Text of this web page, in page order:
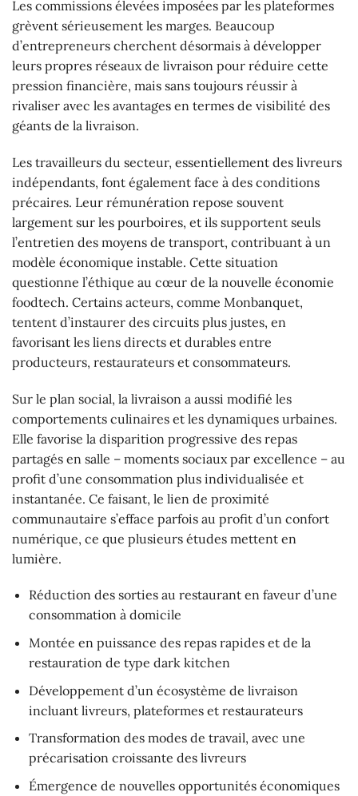
Les commissions élevées imposées par les plateformes
grèvent sérieusement les marges. Beaucoup
d’entrepreneurs cherchent désormais à développer
leurs propres réseaux de livraison pour réduire cette
pression financière, mais sans toujours réussir à
rivaliser avec les avantages en termes de visibilité des
géants de la livraison.
Les travailleurs du secteur, essentiellement des livreurs
indépendants, font également face à des conditions
précaires. Leur rémunération repose souvent
largement sur les pourboires, et ils supportent seuls
l’entretien des moyens de transport, contribuant à un
modèle économique instable. Cette situation
questionne l’éthique au cœur de la nouvelle économie
foodtech. Certains acteurs, comme Monbanquet,
tentent d’instaurer des circuits plus justes, en
favorisant les liens directs et durables entre
producteurs, restaurateurs et consommateurs.
Sur le plan social, la livraison a aussi modifié les
comportements culinaires et les dynamiques urbaines.
Elle favorise la disparition progressive des repas
partagés en salle – moments sociaux par excellence – au
profit d’une consommation plus individualisée et
instantanée. Ce faisant, le lien de proximité
communautaire s’efface parfois au profit d’un confort
numérique, ce que plusieurs études mettent en
lumière.
Réduction des sorties au restaurant en faveur d’une
consommation à domicile
Montée en puissance des repas rapides et de la
restauration de type dark kitchen
Développement d’un écosystème de livraison
incluant livreurs, plateformes et restaurateurs
Transformation des modes de travail, avec une
précarisation croissante des livreurs
Émergence de nouvelles opportunités économiques